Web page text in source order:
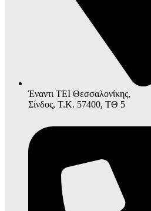
Έναντι ΤΕΙ Θεσσαλονίκης,
Σίνδος, Τ.Κ. 57400, ΤΘ 5